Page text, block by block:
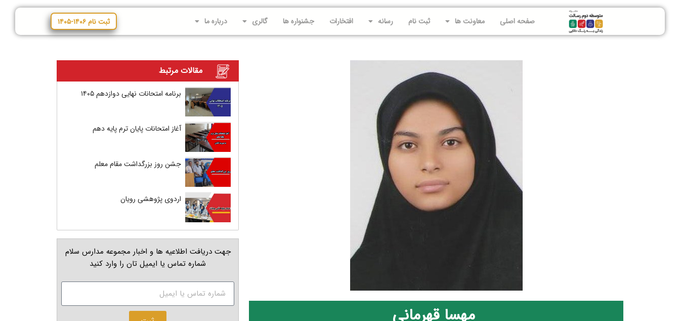
صفحه اصلی معاونت ها ثبت نام رسانه افتخارات جشنواره ها گالری درباره ما ثبت نام ۱۴۰۶-۱۴۰۵
مهسا قهرمانی
مقالات مرتبط
برنامه امتحانات نهایی دوازدهم ۱۴۰۵
آغاز امتحانات پایان ترم پایه دهم
جشن روز بزرگداشت مقام معلم
اردوی پژوهشی رویان
جهت دریافت اطلاعیه ها و اخبار مجموعه مدارس سلام
شماره تماس یا ایمیل تان را وارد کنید